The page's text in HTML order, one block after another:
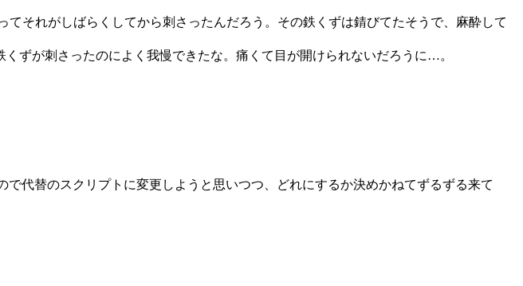
てそれがしばらくしてから刺さったんだろう。その鉄くずは錆びてたそうで、麻酔して
ずが刺さったのによく我慢できたな。痛くて目が開けられないだろうに…。
代替のスクリプトに変更しようと思いつつ、どれにするか決めかねてずるずる来て